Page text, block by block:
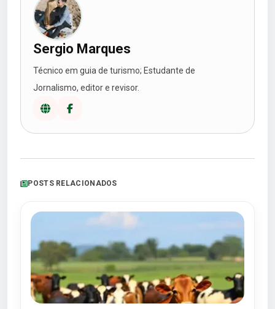
Sergio Marques
Técnico em guia de turismo; Estudante de
Jornalismo, editor e revisor.
POSTS RELACIONADOS